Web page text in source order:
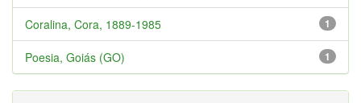
1
Coralina, Cora, 1889-1985
1
Poesia, Goiás (GO)